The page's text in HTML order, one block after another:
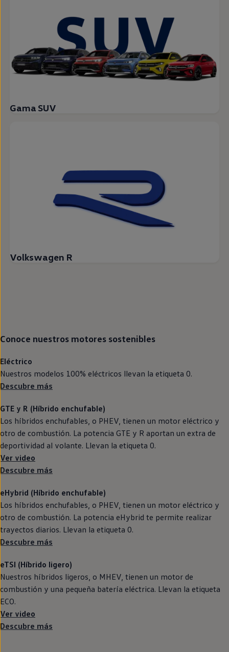
Gama SUV
Volkswagen R
Conoce nuestros motores sostenibles
Eléctrico
Nuestros modelos 100% eléctricos llevan la etiqueta 0.
Descubre más
GTE y R (Híbrido enchufable)
Los híbridos enchufables, o PHEV, tienen un motor eléctrico y
otro de combustión. La potencia GTE y R aportan un extra de
deportividad al volante. Llevan la etiqueta 0.
Ver video
Descubre más
eHybrid (Híbrido enchufable)
Los híbridos enchufables, o PHEV, tienen un motor eléctrico y
otro de combustión. La potencia eHybrid te permite realizar
trayectos diarios. Llevan la etiqueta 0.
Descubre más
eTSI (Híbrido ligero)
Nuestros híbridos ligeros, o MHEV, tienen un motor de
combustión y una pequeña batería eléctrica. Llevan la etiqueta
ECO.
Ver video
Descubre más